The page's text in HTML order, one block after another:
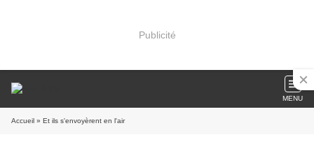
Publicité
MENU
Accueil » Et ils s'envoyèrent en l'air